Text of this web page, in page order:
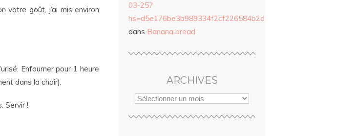
votre goût, j’ai mis environ
Enfourner pour 1 heure
dans la chair).
Servir !
03-25?
hs=d5e176be3b989334f2cf226584b2d177&
dans Banana bread
ARCHIVES